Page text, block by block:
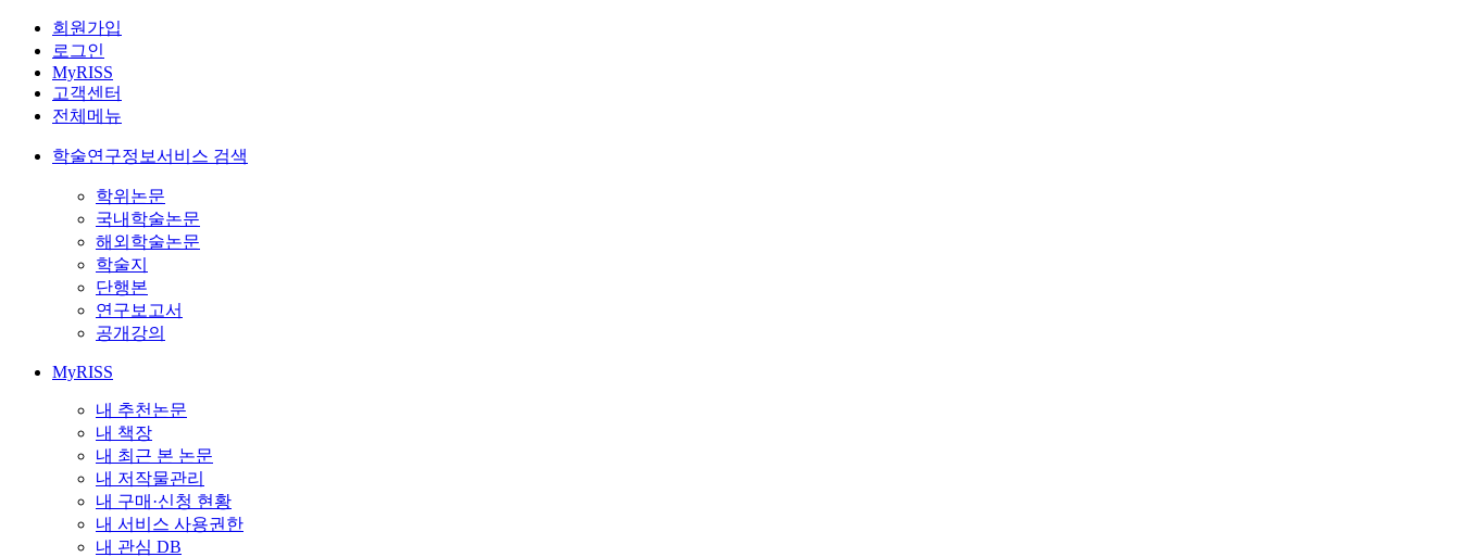
회원가입
로그인
MyRISS
고객센터
전체메뉴
학술연구정보서비스 검색
학위논문
국내학술논문
해외학술논문
학술지
단행본
연구보고서
공개강의
MyRISS
내 추천논문
내 책장
내 최근 본 논문
내 저작물관리
내 구매·신청 현황
내 서비스 사용권한
내 관심 DB